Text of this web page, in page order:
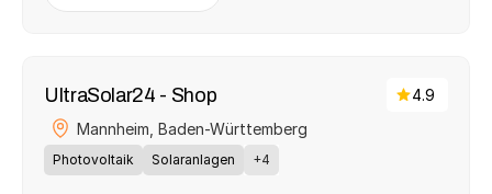
UltraSolar24 - Shop
4.9
Mannheim, Baden-Württemberg
Photovoltaik Solaranlagen +4